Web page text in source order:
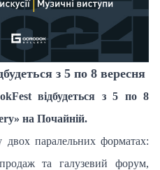
з 5 по 8 вересня
відбудеться з 5 по 8
на Почайній.
двох паралельних форматах:
та галузевий форум,